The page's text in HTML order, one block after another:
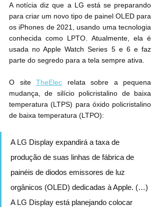
A notícia diz que a LG está se preparando
para criar um novo tipo de painel OLED para
os iPhones de 2021, usando uma tecnologia
conhecida como LPTO. Atualmente, ela é
usada no Apple Watch Series 5 e 6 e faz
parte do segredo para a tela sempre ativa.
O site TheElec relata sobre a pequena
mudança, de silício policristalino de baixa
temperatura (LTPS) para óxido policristalino
de baixa temperatura (LTPO):
A LG Display expandirá a taxa de
produção de suas linhas de fábrica de
painéis de diodos emissores de luz
orgânicos (OLED) dedicadas à Apple. (…)
A LG Display está planejando colocar